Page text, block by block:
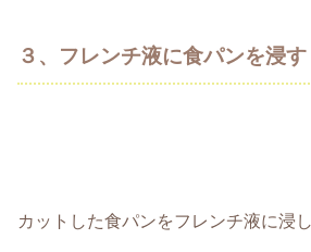
３、フレンチ液に食パンを浸す
カットした食パンをフレンチ液に浸し